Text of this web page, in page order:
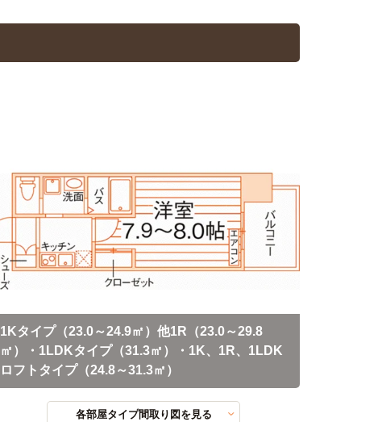
1Kタイプ（23.0～24.9㎡）他1R（23.0～29.8
㎡）・1LDKタイプ（31.3㎡）・1K、1R、1LDK
ロフトタイプ（24.8～31.3㎡）
各部屋タイプ間取り図を見る